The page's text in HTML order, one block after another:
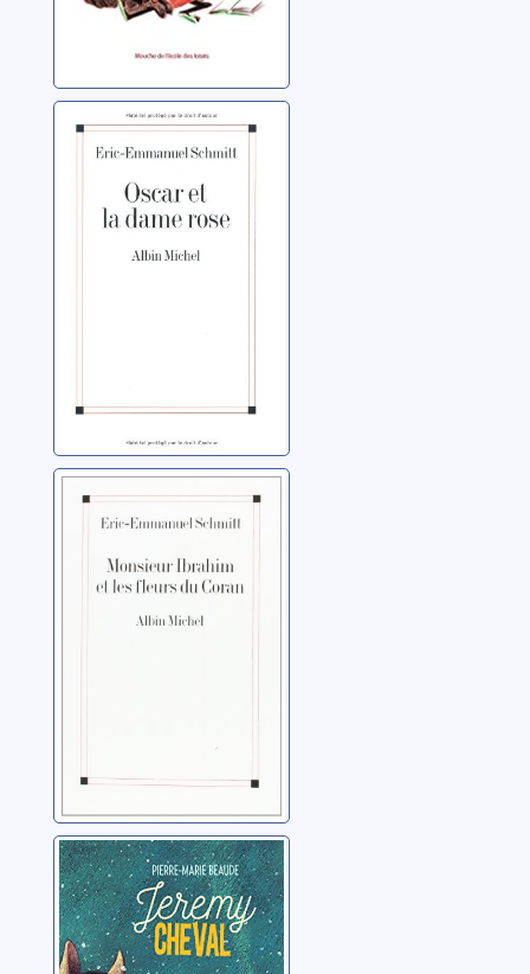
Oscar et la dame
rose
Schmitt, Éric-
Emmanuel
Monsieur
Ibrahim et les
fleurs du Coran
Schmitt, Éric-
Emmanuel
Jeremy Cheval
Beaude, Pierre-Marie